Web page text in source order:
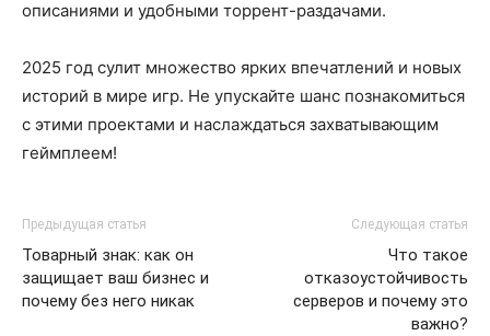
описаниями и удобными торрент-раздачами.
2025 год сулит множество ярких впечатлений и новых
историй в мире игр. Не упускайте шанс познакомиться
с этими проектами и наслаждаться захватывающим
геймплеем!
Предыдущая статья
Товарный знак: как он
защищает ваш бизнес и
почему без него никак
Следующая статья
Что такое
отказоустойчивость
серверов и почему это
важно?